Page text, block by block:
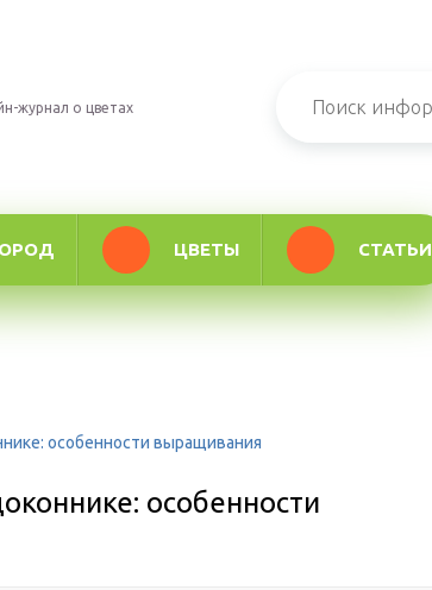
журнал о цветах
ЦВЕТЫ СТАТЬИ
особенности выращивания
особенности